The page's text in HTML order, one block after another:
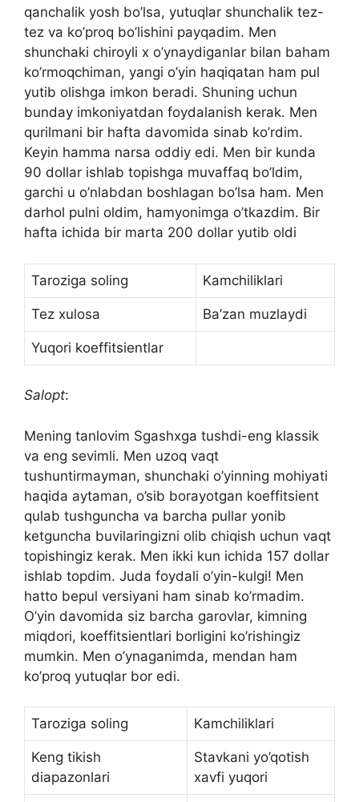
qanchalik yosh bo’lsa, yutuqlar shunchalik tez-
tez va ko’proq bo’lishini payqadim. Men
shunchaki chiroyli x o’ynaydiganlar bilan baham
ko’rmoqchiman, yangi o’yin haqiqatan ham pul
yutib olishga imkon beradi. Shuning uchun
bunday imkoniyatdan foydalanish kerak. Men
qurilmani bir hafta davomida sinab ko’rdim.
Keyin hamma narsa oddiy edi. Men bir kunda
90 dollar ishlab topishga muvaffaq bo’ldim,
garchi u o’nlabdan boshlagan bo’lsa ham. Men
darhol pulni oldim, hamyonimga o’tkazdim. Bir
hafta ichida bir marta 200 dollar yutib oldi
Taroziga soling Kamchiliklari
Tez xulosa Ba’zan muzlaydi
Yuqori koeffitsientlar
Salopt:
Mening tanlovim Sgashxga tushdi-eng klassik
va eng sevimli. Men uzoq vaqt
tushuntirmayman, shunchaki o’yinning mohiyati
haqida aytaman, o’sib borayotgan koeffitsient
qulab tushguncha va barcha pullar yonib
ketguncha buvilaringizni olib chiqish uchun vaqt
topishingiz kerak. Men ikki kun ichida 157 dollar
ishlab topdim. Juda foydali o’yin-kulgi! Men
hatto bepul versiyani ham sinab ko’rmadim.
O’yin davomida siz barcha garovlar, kimning
miqdori, koeffitsientlari borligini ko’rishingiz
mumkin. Men o’ynaganimda, mendan ham
ko’proq yutuqlar bor edi.
Taroziga soling Kamchiliklari
Keng tikish
diapazonlari
Stavkani yo’qotish
xavfi yuqori